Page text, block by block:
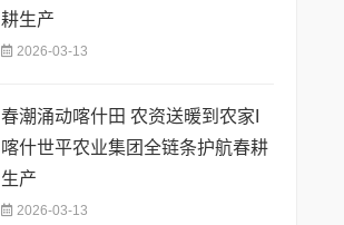
耕生产
2026-03-13
春潮涌动喀什田 农资送暖到农家I
喀什世平农业集团全链条护航春耕
生产
2026-03-13